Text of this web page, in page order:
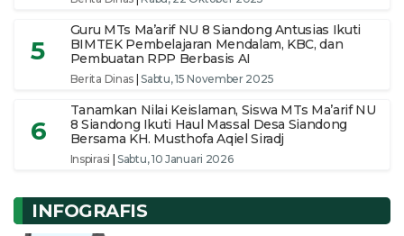
5
Guru MTs Ma’arif NU 8 Siandong Antusias Ikuti
BIMTEK Pembelajaran Mendalam, KBC, dan
Pembuatan RPP Berbasis AI
Berita Dinas |Sabtu, 15 November 2025
6
Tanamkan Nilai Keislaman, Siswa MTs Ma’arif NU
8 Siandong Ikuti Haul Massal Desa Siandong
Bersama KH. Musthofa Aqiel Siradj
Inspirasi |Sabtu, 10 Januari 2026
INFOGRAFIS